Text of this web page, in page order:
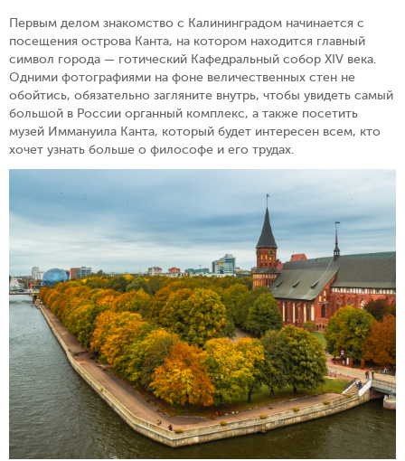
Первым делом знакомство с Калининградом начинается с
посещения острова Канта, на котором находится главный
символ города — готический Кафедральный собор XIV века.
Одними фотографиями на фоне величественных стен не
обойтись, обязательно загляните внутрь, чтобы увидеть самый
большой в России органный комплекс, а также посетить
музей Иммануила Канта, который будет интересен всем, кто
хочет узнать больше о философе и его трудах.